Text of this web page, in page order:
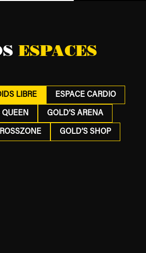
ESPACES
LIBRE ESPACE CARDIO
QUEEN GOLD’S ARENA
GOLD’S SHOP